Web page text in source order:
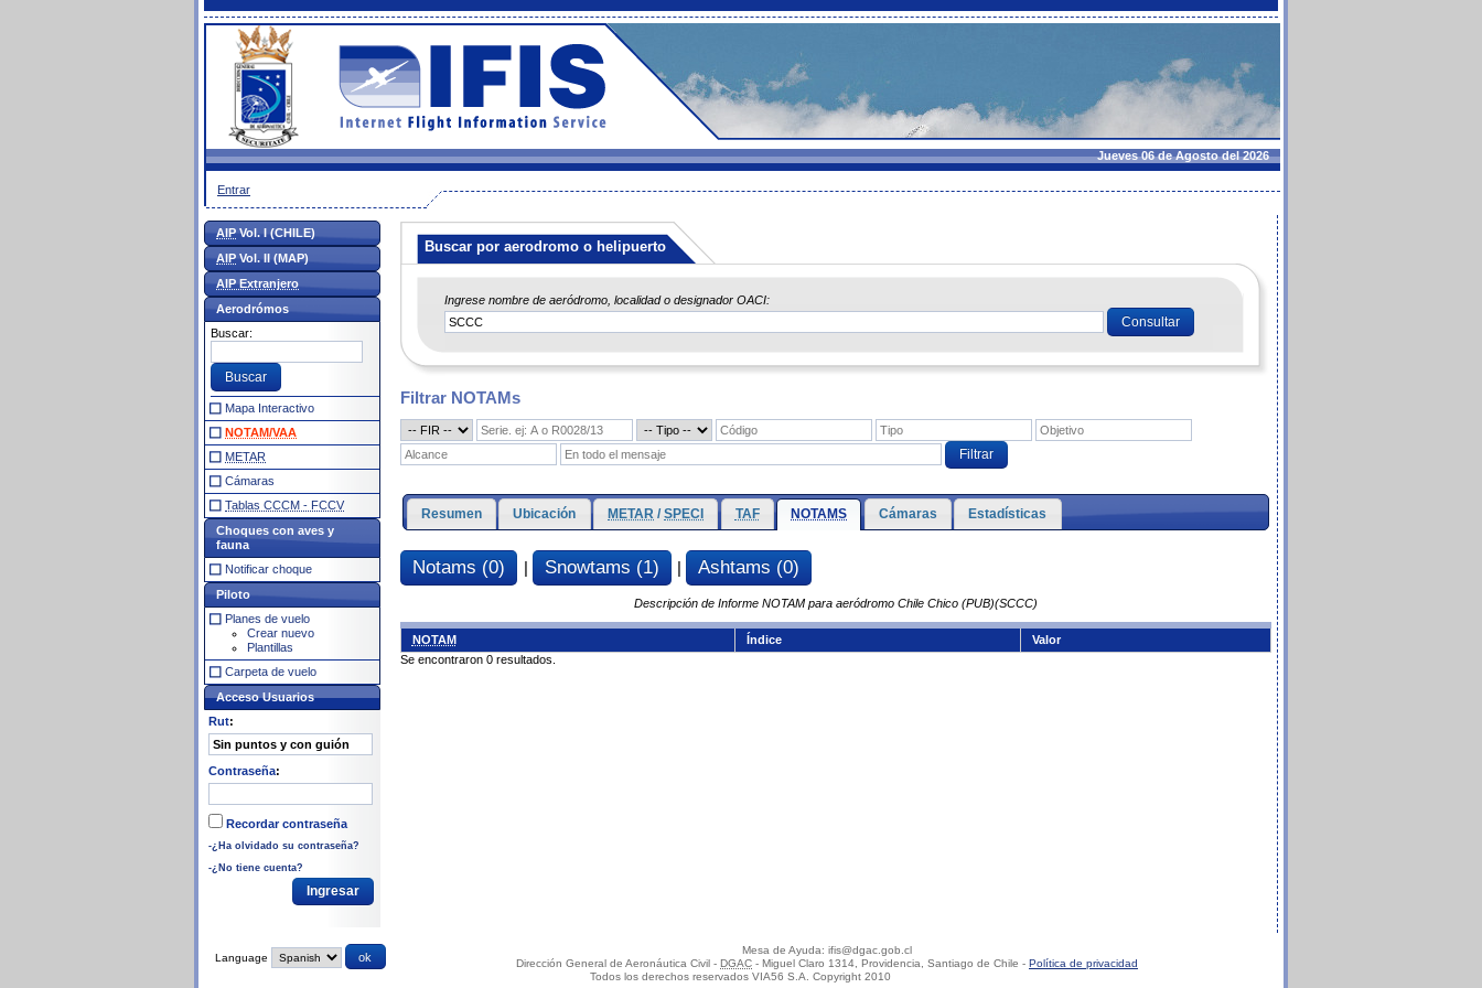
Jueves 06 de Agosto del 2026
Entrar
Buscar por aerodromo o helipuerto
Ingrese nombre de aeródromo, localidad o designador OACI:
Filtrar NOTAMs
Resumen Ubicación METAR /SPECI TAF NOTAMS Cámaras Estadísticas
Notams (0) | Snowtams (1) | Ashtams (0)
Descripción de Informe NOTAM para aeródromo Chile Chico (PUB)(SCCC)
NOTAM Índice
Valor
Se encontraron 0 resultados.
AIPVol. I (CHILE)
AIPVol. II (MAP)
AIP Extranjero
Aerodrómos
Buscar:
Mapa Interactivo
NOTAM/VAA
METAR
Cámaras
Tablas CCCM - FCCV
Choques con aves y
fauna
Notificar choque
Piloto
Planes de vuelo
Crear nuevo
Plantillas
Carpeta de vuelo
Acceso Usuarios
Rut:
Contraseña:
Recordar contraseña
-¿Ha olvidado su contraseña?
-¿No tiene cuenta?
Language
Mesa de Ayuda: ifis@dgac.gob.cl
Dirección General de Aeronáutica Civil - DGAC - Miguel Claro 1314, Providencia, Santiago de Chile - Política de privacidad
Todos los derechos reservados VIA56 S.A. Copyright 2010